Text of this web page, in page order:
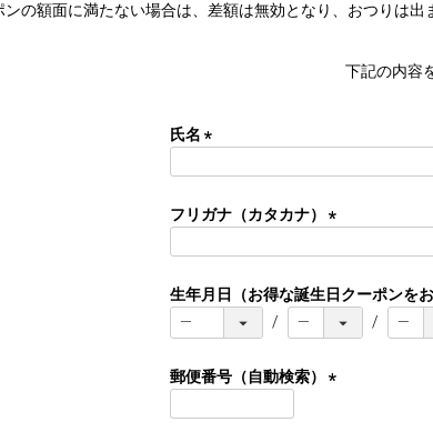
の額面に満たない場合は、差額は無効となり、おつりは出
下記の内容
氏名
須
)
フリガナ（カタカナ）
須
)
生年月日（お得な誕生日クーポンをお
郵便番号（自動検索）